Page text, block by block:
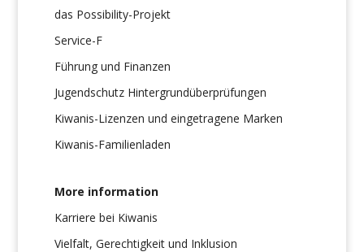
das Possibility-Projekt
Service-F
Führung und Finanzen
Jugendschutz Hintergrundüberprüfungen
Kiwanis-Lizenzen und eingetragene Marken
Kiwanis-Familienladen
More information
Karriere bei Kiwanis
Vielfalt, Gerechtigkeit und Inklusion